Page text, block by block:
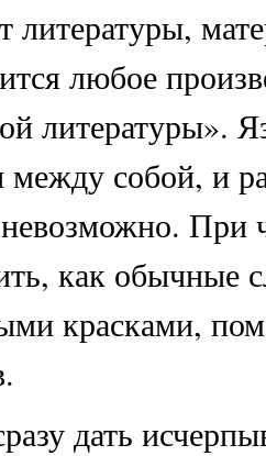
литературы,
любое
литературы».
между собой, и
При
как обычные
красками,
дать